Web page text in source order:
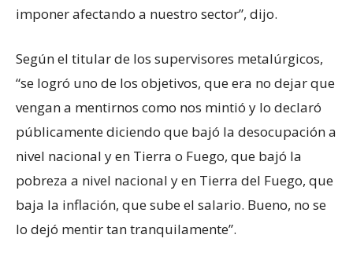
imponer afectando a nuestro sector”, dijo.
Según el titular de los supervisores metalúrgicos,
“se logró uno de los objetivos, que era no dejar que
vengan a mentirnos como nos mintió y lo declaró
públicamente diciendo que bajó la desocupación a
nivel nacional y en Tierra o Fuego, que bajó la
pobreza a nivel nacional y en Tierra del Fuego, que
baja la inflación, que sube el salario. Bueno, no se
lo dejó mentir tan tranquilamente”.